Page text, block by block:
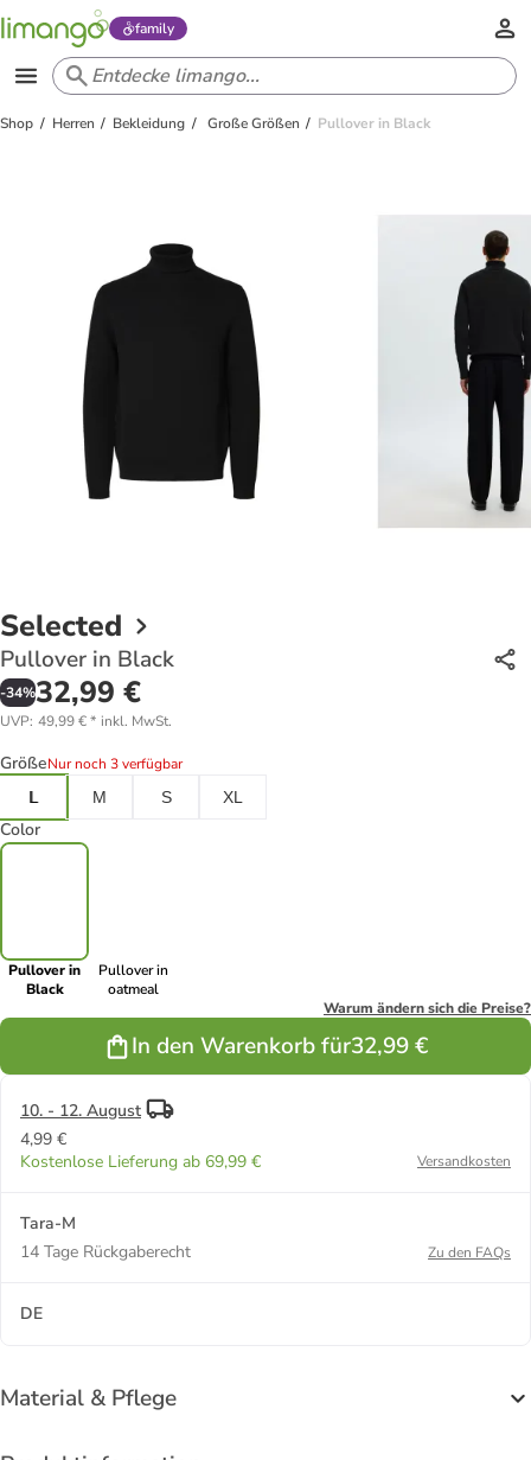
family
Shop Herren Bekleidung Große Größen Pullover in Black
Selected
Pullover in Black
-34%32,99 €
UVP: 49,99 €* inkl. MwSt.
GrößeNur noch 3 verfügbar
L
M S XL
Color
Pullover in
Black
Pullover in
oatmeal
Warum ändern sich die Preise?
In den Warenkorb für32,99 €
10. - 12. August
4,99 €
Kostenlose Lieferung ab 69,99 €
Versandkosten
Tara-M
14 Tage Rückgaberecht
Zu den FAQs
DE
Material & Pflege